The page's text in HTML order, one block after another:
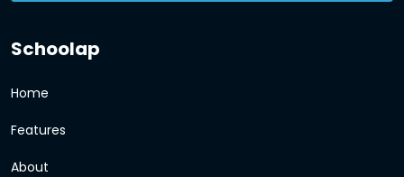
Schoolap
Home
Features
About